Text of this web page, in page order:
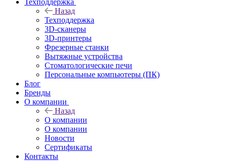
Техподдержка
Назад
Техподдержка
3D-сканеры
3D-принтеры
Фрезерные станки
Вытяжные устройства
Стоматологические печи
Персональные компьютеры (ПК)
Блог
Бренды
О компании
Назад
О компании
О компании
Новости
Сертификаты
Контакты